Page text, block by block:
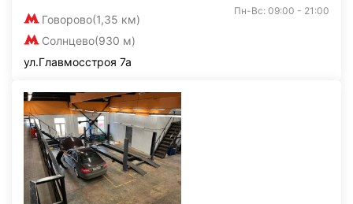
Говорово(1,35 км)
Солнцево(930 м)
Пн-Вс: 09:00 - 21:00
ул.Главмосстроя 7а